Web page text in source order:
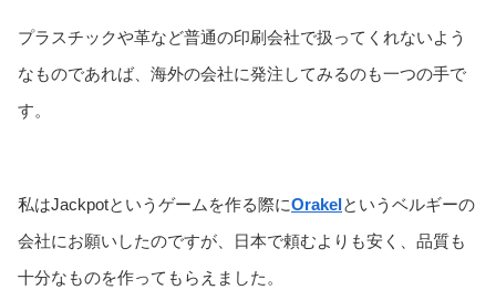
プラスチックや革など普通の印刷会社で扱ってくれないよう
なものであれば、海外の会社に発注してみるのも一つの手で
す。
私はJackpotというゲームを作る際にOrakelというベルギーの
会社にお願いしたのですが、日本で頼むよりも安く、品質も
十分なものを作ってもらえました。